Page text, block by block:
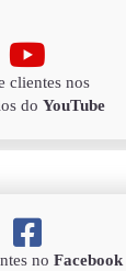
clientes nos
do YouTube
no Facebook